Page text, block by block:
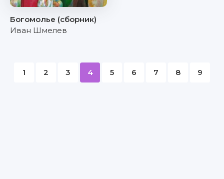
Богомолье (сборник)
Иван Шмелев
1 2 3 4 5 6 7 8 9